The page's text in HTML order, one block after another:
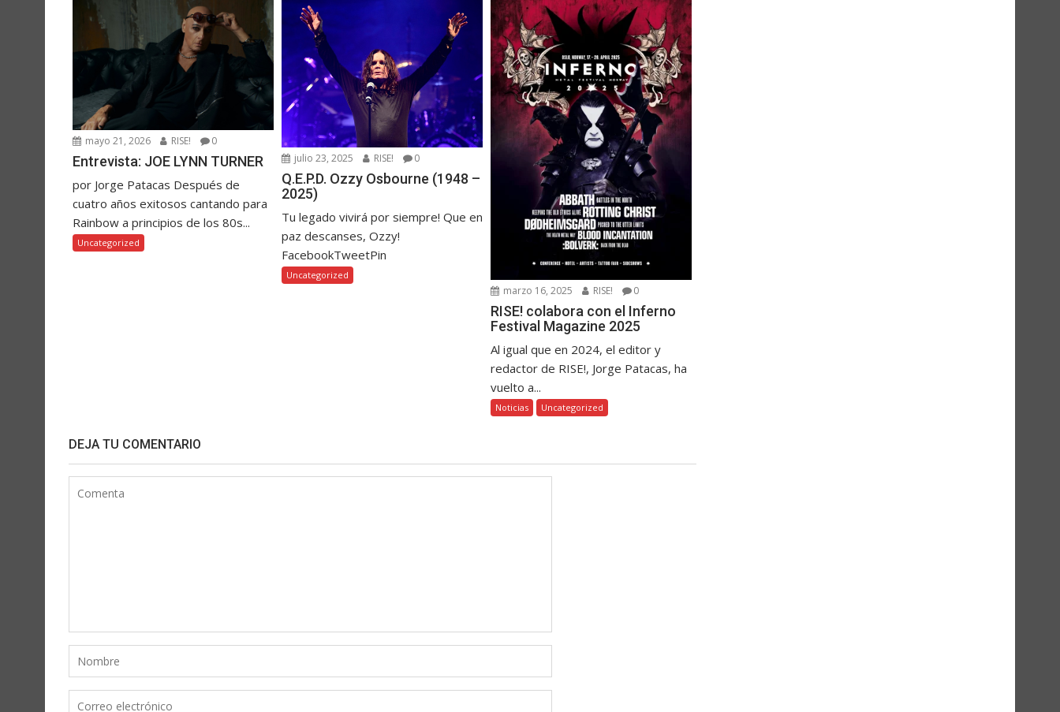
mayo 21, 2026 RISE! 0
Entrevista: JOE LYNN TURNER
por Jorge Patacas Después de
cuatro años exitosos cantando para
Rainbow a principios de los 80s...
Uncategorized
julio 23, 2025 RISE! 0
Q.E.P.D. Ozzy Osbourne (1948 –
2025)
Tu legado vivirá por siempre! Que en
paz descanses, Ozzy!
FacebookTweetPin
Uncategorized
marzo 16, 2025 RISE! 0
RISE! colabora con el Inferno
Festival Magazine 2025
Al igual que en 2024, el editor y
redactor de RISE!, Jorge Patacas, ha
vuelto a...
Noticias Uncategorized
DEJA TU COMENTARIO